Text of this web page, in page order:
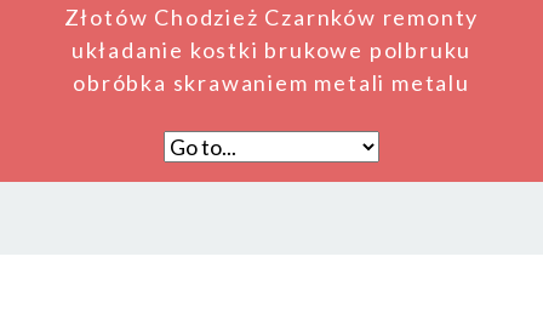
Złotów Chodzież Czarnków remonty
układanie kostki brukowe polbruku
obróbka skrawaniem metali metalu